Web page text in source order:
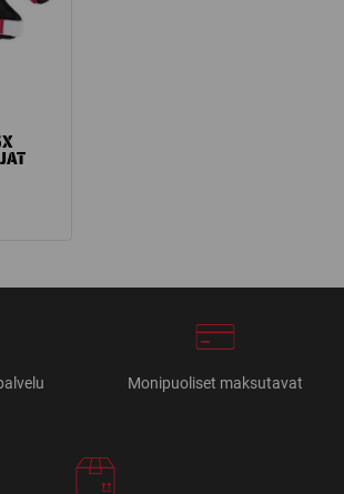
Monipuoliset maksutavat